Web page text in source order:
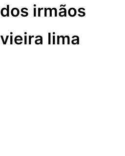
dos irmãos
vieira lima